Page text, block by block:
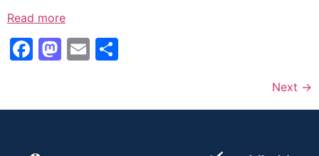
Read more
Facebook
Mastodon
Email
Next →